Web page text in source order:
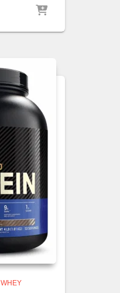
WHEY